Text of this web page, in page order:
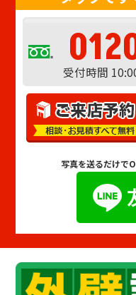
受付時間
写真を送るだけで